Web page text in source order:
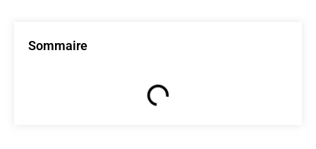
Sommaire